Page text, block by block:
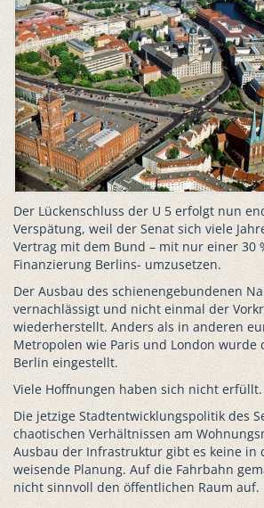
Der Lückenschluss der U 5 erfolgt nun
Verspätung, weil der Senat sich viele
Vertrag mit dem Bund – mit nur einer 30
Finanzierung Berlins- umzusetzen.
Der Ausbau des schienengebundenen
vernachlässigt und nicht einmal der
wiederherstellt. Anders als in anderen
Metropolen wie Paris und London wurde
Berlin eingestellt.
Viele Hoffnungen haben sich nicht erfüllt.
Die jetzige Stadtentwicklungspolitik des
chaotischen Verhältnissen am
Ausbau der Infrastruktur gibt es keine in
weisende Planung. Auf die Fahrbahn
nicht sinnvoll den öffentlichen Raum auf.